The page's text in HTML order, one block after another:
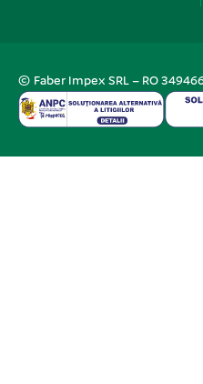
© Faber Impex SRL – RO